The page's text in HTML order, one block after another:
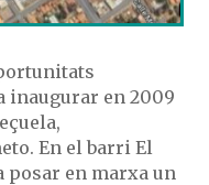
inaugurar en 2009
En el barri El
en marxa un